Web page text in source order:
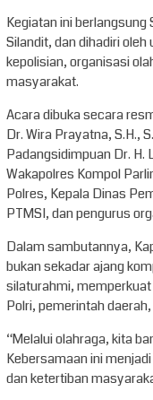
Kegiatan ini berlangsung
Silandit, dan dihadiri
kepolisian, organisasi
masyarakat.
Acara dibuka secara
Dr. Wira Prayatna, S.H.,
Padangsidimpuan Dr. H.
Wakapolres Kompol
Polres, Kepala Dinas
PTMSI, dan pengurus
Dalam sambutannya,
bukan sekadar ajang
silaturahmi,
Polri, pemerintah
“Melalui olahraga, kita
Kebersamaan ini
dan ketertiban